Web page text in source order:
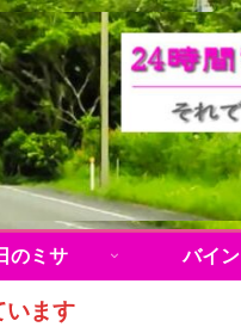
のミサ バイ
います